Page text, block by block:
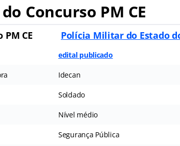
Concurso PM CE
PM CE Polícia Militar do Estado
edital publicado
Idecan
Soldado
Nível médio
Segurança Pública